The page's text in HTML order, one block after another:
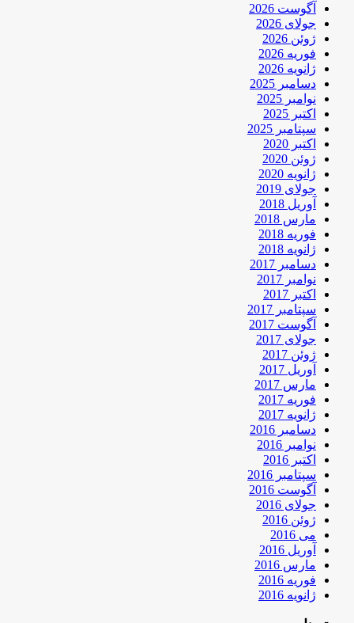
آگوست 2026
جولای 2026
ژوئن 2026
فوریه 2026
ژانویه 2026
دسامبر 2025
نوامبر 2025
اکتبر 2025
سپتامبر 2025
اکتبر 2020
ژوئن 2020
ژانویه 2020
جولای 2019
آوریل 2018
مارس 2018
فوریه 2018
ژانویه 2018
دسامبر 2017
نوامبر 2017
اکتبر 2017
سپتامبر 2017
آگوست 2017
جولای 2017
ژوئن 2017
آوریل 2017
مارس 2017
فوریه 2017
ژانویه 2017
دسامبر 2016
نوامبر 2016
اکتبر 2016
سپتامبر 2016
آگوست 2016
جولای 2016
ژوئن 2016
می 2016
آوریل 2016
مارس 2016
فوریه 2016
ژانویه 2016